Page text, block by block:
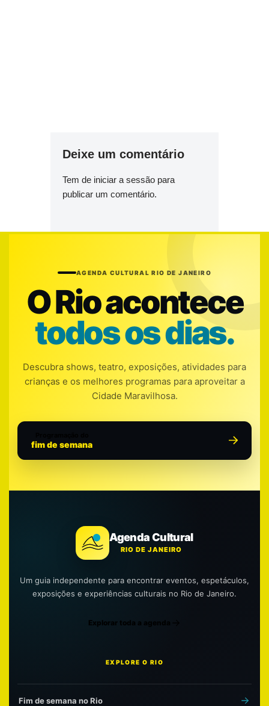
Deixe um comentário
Tem de iniciar a sessão para
publicar um comentário.
AGENDA CULTURAL RIO DE JANEIRO
O Rio acontece
todos os dias.
Descubra shows, teatro, exposições, atividades para
crianças e os melhores programas para aproveitar a
Cidade Maravilhosa.
fim de semana
Agenda Cultural
RIO DE JANEIRO
Um guia independente para encontrar eventos, espetáculos,
exposições e experiências culturais no Rio de Janeiro.
Explorar toda a agenda
EXPLORE O RIO
Fim de semana no Rio